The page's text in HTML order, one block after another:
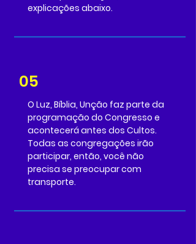
explicações abaixo.
05
O Luz, Bíblia, Unção faz parte da
programação do Congresso e
acontecerá antes dos Cultos.
Todas as congregações irão
participar, então, você não
precisa se preocupar com
transporte.